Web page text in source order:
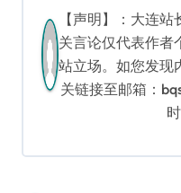
【声明】：大连
关言论仅代表作者
站立场。如您发现
关链接至邮箱：